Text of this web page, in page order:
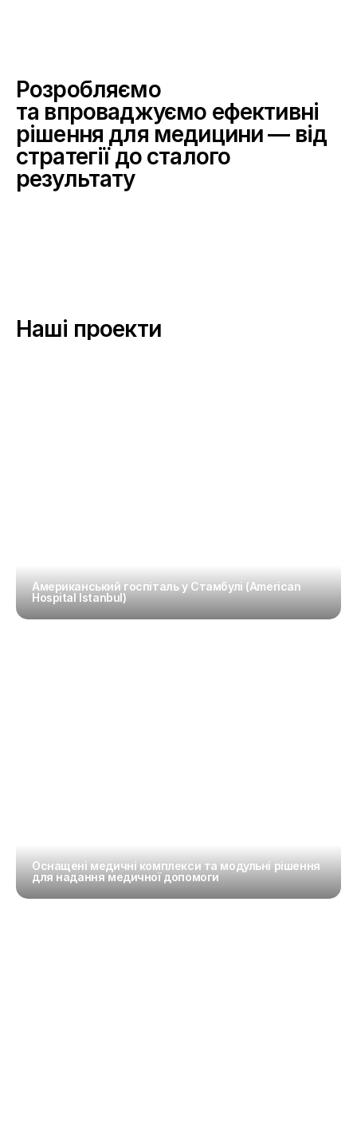
Розробляємо
та впроваджуємо ефективні
рішення для медицини — від
стратегії до сталого
результату
Наші проекти
Американський госпіталь у Стамбулі (American
Hospital Istanbul)
Оснащені медичні комплекси та модульні рішення
для надання медичної допомоги